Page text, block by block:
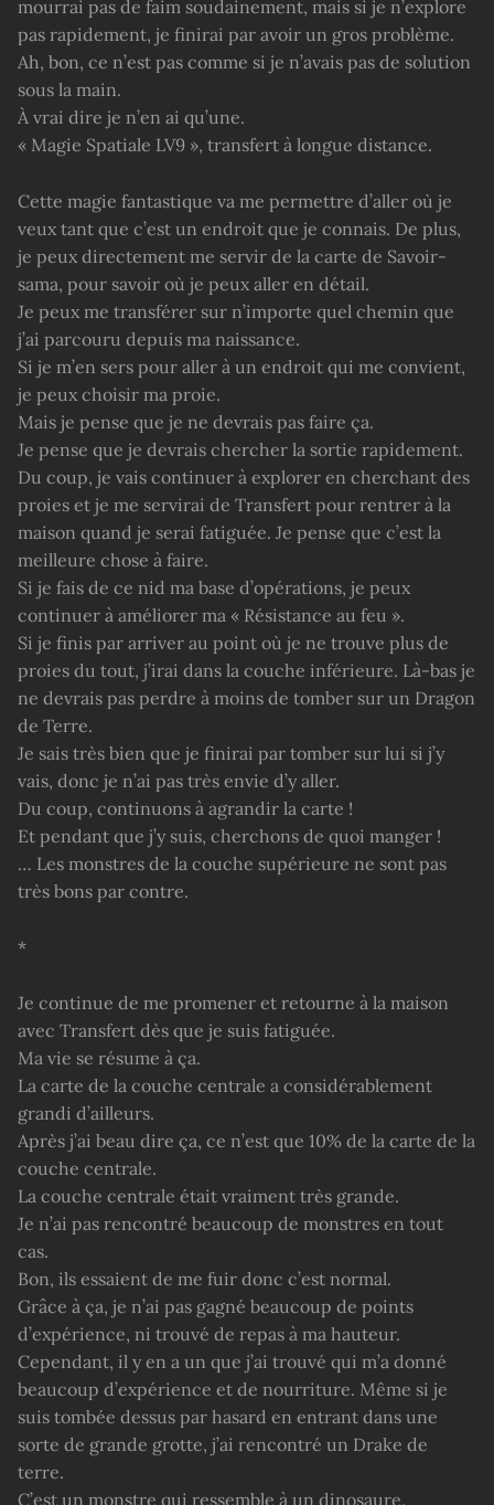
mourrai pas de faim soudainement, mais si je n’explore
pas rapidement, je finirai par avoir un gros problème.
Ah, bon, ce n’est pas comme si je n’avais pas de solution
sous la main.
À vrai dire je n’en ai qu’une.
« Magie Spatiale LV9 », transfert à longue distance.
Cette magie fantastique va me permettre d’aller où je
veux tant que c’est un endroit que je connais. De plus,
je peux directement me servir de la carte de Savoir-
sama, pour savoir où je peux aller en détail.
Je peux me transférer sur n’importe quel chemin que
j’ai parcouru depuis ma naissance.
Si je m’en sers pour aller à un endroit qui me convient,
je peux choisir ma proie.
Mais je pense que je ne devrais pas faire ça.
Je pense que je devrais chercher la sortie rapidement.
Du coup, je vais continuer à explorer en cherchant des
proies et je me servirai de Transfert pour rentrer à la
maison quand je serai fatiguée. Je pense que c’est la
meilleure chose à faire.
Si je fais de ce nid ma base d’opérations, je peux
continuer à améliorer ma « Résistance au feu ».
Si je finis par arriver au point où je ne trouve plus de
proies du tout, j’irai dans la couche inférieure. Là-bas je
ne devrais pas perdre à moins de tomber sur un Dragon
de Terre.
Je sais très bien que je finirai par tomber sur lui si j’y
vais, donc je n’ai pas très envie d’y aller.
Du coup, continuons à agrandir la carte !
Et pendant que j’y suis, cherchons de quoi manger !
… Les monstres de la couche supérieure ne sont pas
très bons par contre.
*
Je continue de me promener et retourne à la maison
avec Transfert dès que je suis fatiguée.
Ma vie se résume à ça.
La carte de la couche centrale a considérablement
grandi d’ailleurs.
Après j’ai beau dire ça, ce n’est que 10% de la carte de la
couche centrale.
La couche centrale était vraiment très grande.
Je n’ai pas rencontré beaucoup de monstres en tout
cas.
Bon, ils essaient de me fuir donc c’est normal.
Grâce à ça, je n’ai pas gagné beaucoup de points
d’expérience, ni trouvé de repas à ma hauteur.
Cependant, il y en a un que j’ai trouvé qui m’a donné
beaucoup d’expérience et de nourriture. Même si je
suis tombée dessus par hasard en entrant dans une
sorte de grande grotte, j’ai rencontré un Drake de
terre.
C’est un monstre qui ressemble à un dinosaure.